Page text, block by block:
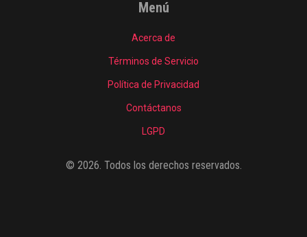
Menú
Acerca de
Términos de Servicio
Política de Privacidad
Contáctanos
LGPD
© 2026. Todos los derechos reservados.